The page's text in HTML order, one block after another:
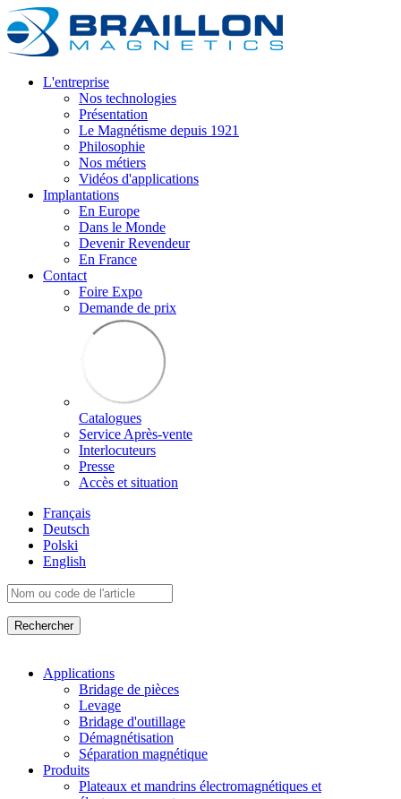
L'entreprise
Nos technologies
Présentation
Le Magnétisme depuis 1921
Philosophie
Nos métiers
Vidéos d'applications
Implantations
En Europe
Dans le Monde
Devenir Revendeur
En France
Contact
Foire Expo
Demande de prix
Catalogues
Service Après-vente
Interlocuteurs
Presse
Accès et situation
Français
Deutsch
Polski
English
Applications
Bridage de pièces
Levage
Bridage d'outillage
Démagnétisation
Séparation magnétique
Produits
Plateaux et mandrins électromagnétiques et